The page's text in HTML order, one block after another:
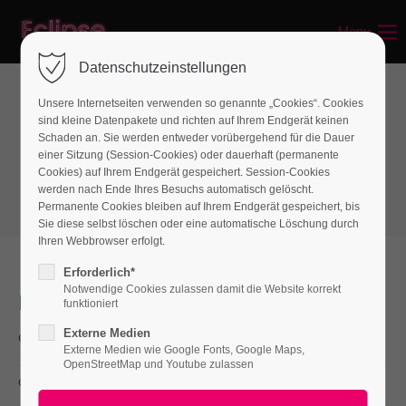
Login
Benutzername
Passwort
Register | Lost your password?
Support
Menu
Interactive elements
Downloads
Downloads
cal.xls (8,4 KiB)
download.png
Datenschutzeinstellungen
Unsere Internetseiten verwenden so genannte „Cookies“. Cookies
sind kleine Datenpakete und richten auf Ihrem Endgerät keinen
Schaden an. Sie werden entweder vorübergehend für die Dauer
einer Sitzung (Session-Cookies) oder dauerhaft (permanente
Cookies) auf Ihrem Endgerät gespeichert. Session-Cookies
werden nach Ende Ihres Besuchs automatisch gelöscht.
Permanente Cookies bleiben auf Ihrem Endgerät gespeichert, bis
Sie diese selbst löschen oder eine automatische Löschung durch
Ihren Webbrowser erfolgt.
Erforderlich*
Notwendige Cookies zulassen damit die Website korrekt
funktioniert
Externe Medien
Externe Medien wie Google Fonts, Google Maps,
OpenStreetMap und Youtube zulassen